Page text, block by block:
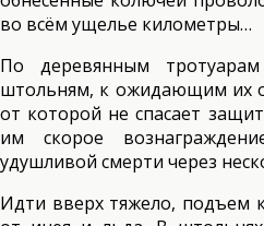
во всём ущелье километры…
По деревянным
штольням, к ожидающим их
от которой не спасает
им скорое
удушливой смерти через
Идти вверх тяжело, подъем